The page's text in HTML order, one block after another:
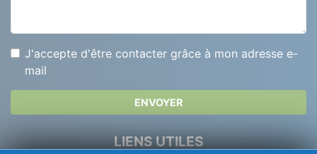
J'accepte d'être contacter grâce à mon adresse e-
mail
ENVOYER
LIENS UTILES